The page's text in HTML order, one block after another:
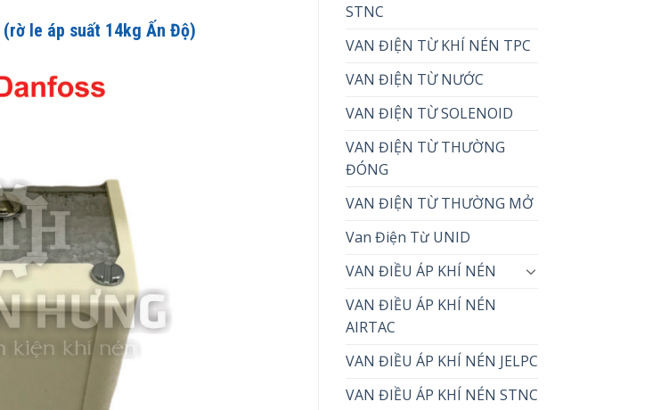
(rờ le áp suất 14kg Ấn Độ)
STNC
VAN ĐIỆN TỪ KHÍ NÉN TPC
VAN ĐIỆN TỪ NƯỚC
VAN ĐIỆN TỪ SOLENOID
VAN ĐIỆN TỪ THƯỜNG
ĐÓNG
VAN ĐIỆN TỪ THƯỜNG MỞ
Van Điện Từ UNID
VAN ĐIỀU ÁP KHÍ NÉN
VAN ĐIỀU ÁP KHÍ NÉN
AIRTAC
VAN ĐIỀU ÁP KHÍ NÉN JELPC
VAN ĐIỀU ÁP KHÍ NÉN STNC